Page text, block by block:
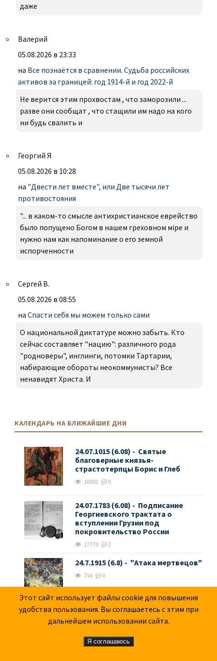
даже
Валерий
05.08.2026 в 23:33
на Все познаётся в сравнении. Судьба российских
активов за границей: год 1914-й и год 2022-й
Не верится этим прохвостам , что заморозили ...
разве они сообщат , что стащили им надо на кого
ни будь свалить и
Георгий Я
05.08.2026 в 10:28
на "Двести лет вместе", или Две тысячи лет
противостояния
"... в каком-то смысле антихристианское еврейство
было попущено Богом в нашем греховном міре и
нужно нам как напоминание о его земной
испорченности
Сергей В.
05.08.2026 в 08:55
на Спасти себя мы можем только сами
О национальной диктатуре можно забыть. Кто
сейчас составляет "нацию": различного рода
"родноверы", инглинги, потомки Тартарии,
набирающие обороты неокоммунисты? Все
ненавидят Христа. И
КАЛЕНДАРЬ НА БЛИЖАЙШИЕ ДНИ
24.07.1015 (6.08) - Святые
благоверные князья-
страстотерпцы Борис и Глеб
10002 0
24.07.1783 (6.08) - Подписание
Георгиевского трактата о
вступлении Грузии под
покровительство России
17770 2
24.7.1915 (6.8) - "Атака мертвецов"
754 0
6.08.1945 - Американцы сбросили
первую атомную бомбу на город
Хиросима. Убито и ранено 140 тыс.
жителей
Этот сайт использует файлы cookie для повышения
удобства пользования. Вы соглашаетесь с этим при
дальнейшем использовании сайта.
Я соглашаюсь